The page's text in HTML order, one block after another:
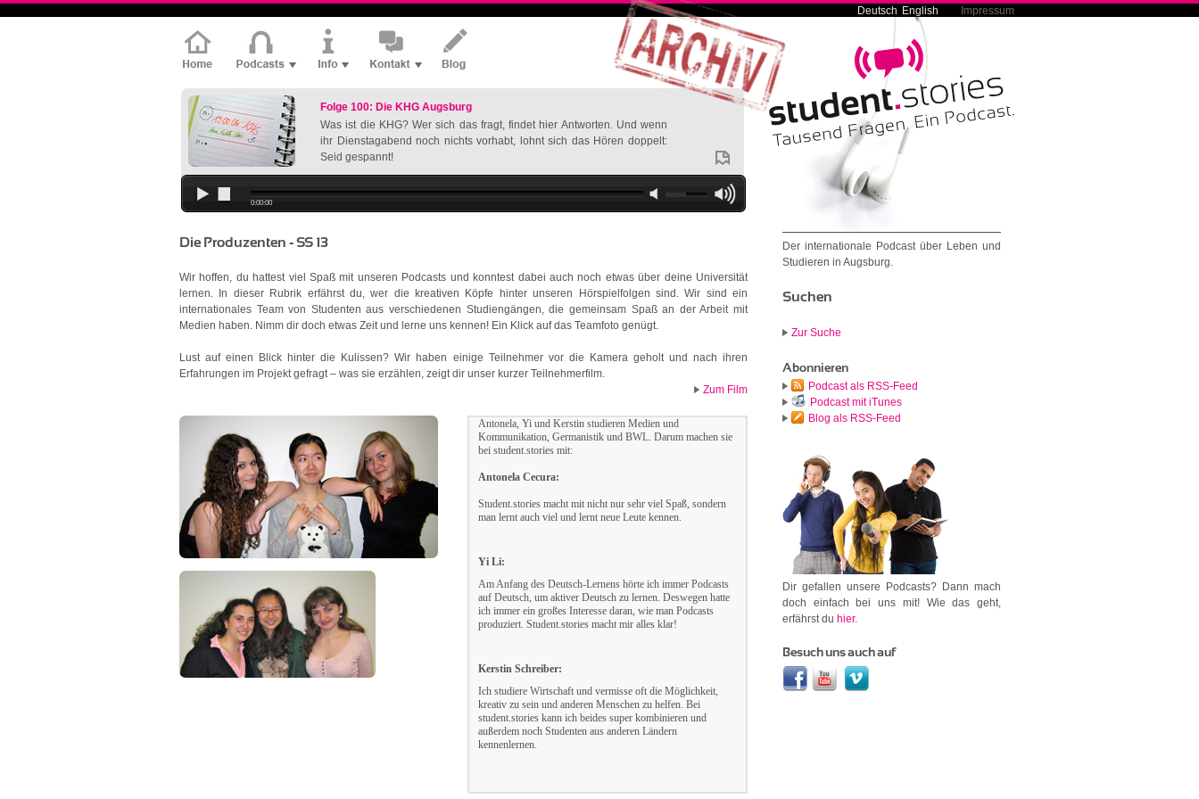
Impressum
English
Deutsch
Folge 100: Die KHG Augsburg
Was ist die KHG? Wer sich das fragt, findet hier Antworten. Und wenn
ihr Dienstagabend noch nichts vorhabt, lohnt sich das Hören doppelt:
Seid gespannt!
0:00:00
Die Produzenten - SS 13
Wir hoffen, du hattest viel Spaß mit unseren Podcasts und konntest dabei auch noch etwas über deine Universität
lernen. In dieser Rubrik erfährst du, wer die kreativen Köpfe hinter unseren Hörspielfolgen sind. Wir sind ein
internationales Team von Studenten aus verschiedenen Studiengängen, die gemeinsam Spaß an der Arbeit mit
Medien haben. Nimm dir doch etwas Zeit und lerne uns kennen! Ein Klick auf das Teamfoto genügt.
Lust auf einen Blick hinter die Kulissen? Wir haben einige Teilnehmer vor die Kamera geholt und nach ihren
Erfahrungen im Projekt gefragt – was sie erzählen, zeigt dir unser kurzer Teilnehmerfilm.
Zum Film
Antonela, Yi und Kerstin studieren Medien und
Kommunikation, Germanistik und BWL. Darum machen sie
bei student.stories mit:
Antonela Cecura:
Student.stories macht mit nicht nur sehr viel Spaß, sondern
man lernt auch viel und lernt neue Leute kennen.
Yi Li:
Am Anfang des Deutsch-Lernens hörte ich immer Podcasts
auf Deutsch, um aktiver Deutsch zu lernen. Deswegen hatte
ich immer ein großes Interesse daran, wie man Podcasts
produziert. Student.stories macht mir alles klar!
Kerstin Schreiber:
Ich studiere Wirtschaft und vermisse oft die Möglichkeit,
kreativ zu sein und anderen Menschen zu helfen. Bei
student.stories kann ich beides super kombinieren und
außerdem noch Studenten aus anderen Ländern
kennenlernen.
Der internationale Podcast über Leben und
Studieren in Augsburg.
Suchen
Zur Suche
Abonnieren
Podcast als RSS-Feed
Podcast mit iTunes
Blog als RSS-Feed
Dir gefallen unsere Podcasts? Dann mach
doch einfach bei uns mit! Wie das geht,
erfährst du hier.
Besuch uns auch auf